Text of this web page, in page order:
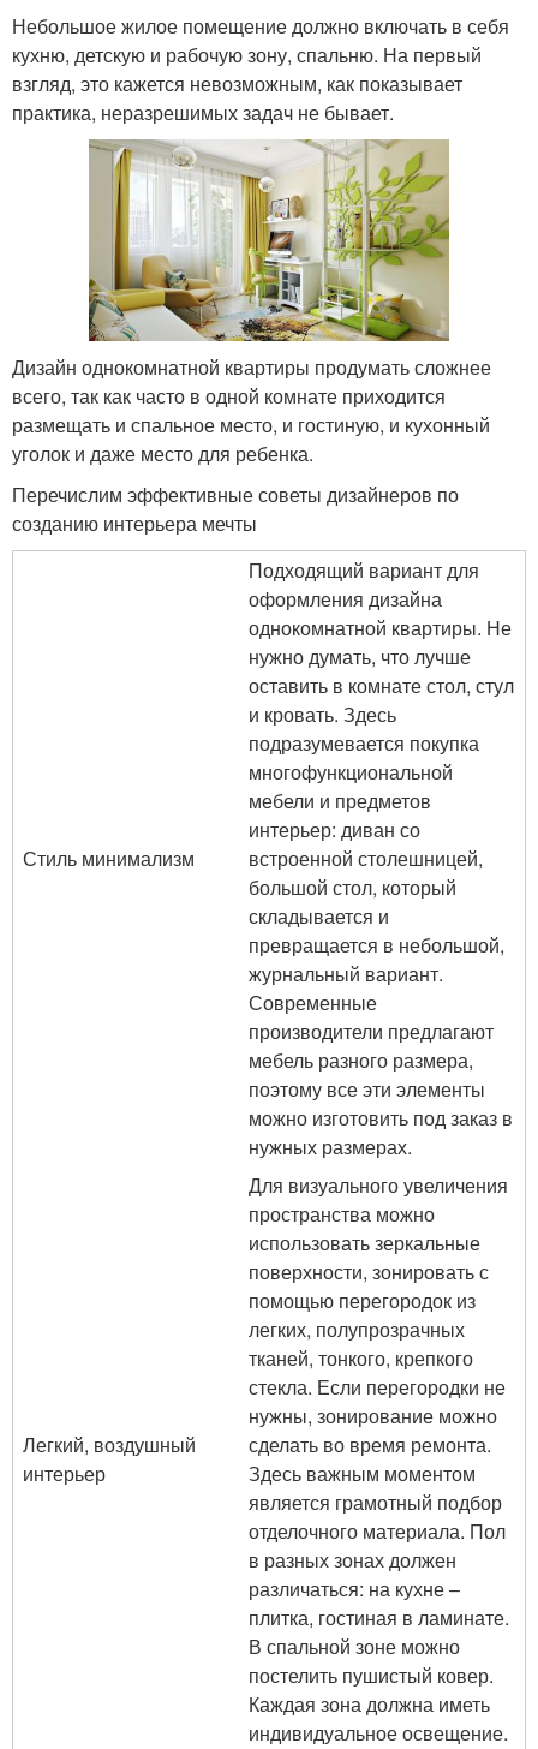
Небольшое жилое помещение должно включать в себя
кухню, детскую и рабочую зону, спальню. На первый
взгляд, это кажется невозможным, как показывает
практика, неразрешимых задач не бывает.
Дизайн однокомнатной квартиры продумать сложнее
всего, так как часто в одной комнате приходится
размещать и спальное место, и гостиную, и кухонный
уголок и даже место для ребенка.
Перечислим эффективные советы дизайнеров по
созданию интерьера мечты
Стиль минимализм
Подходящий вариант для
оформления дизайна
однокомнатной квартиры. Не
нужно думать, что лучше
оставить в комнате стол, стул
и кровать. Здесь
подразумевается покупка
многофункциональной
мебели и предметов
интерьер: диван со
встроенной столешницей,
большой стол, который
складывается и
превращается в небольшой,
журнальный вариант.
Современные
производители предлагают
мебель разного размера,
поэтому все эти элементы
можно изготовить под заказ в
нужных размерах.
Легкий, воздушный
интерьер
Для визуального увеличения
пространства можно
использовать зеркальные
поверхности, зонировать с
помощью перегородок из
легких, полупрозрачных
тканей, тонкого, крепкого
стекла. Если перегородки не
нужны, зонирование можно
сделать во время ремонта.
Здесь важным моментом
является грамотный подбор
отделочного материала. Пол
в разных зонах должен
различаться: на кухне –
плитка, гостиная в ламинате.
В спальной зоне можно
постелить пушистый ковер.
Каждая зона должна иметь
индивидуальное освещение.